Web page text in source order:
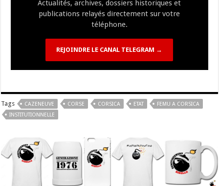
Actualités, archives, dossiers historiques et
publications relayés directement sur votre
téléphone.
REJOINDRE LE CANAL TELEGRAM →
Tags CAZENEUVE CORSE CORSICA ETAT
FEMU A CORSICA
INSTITUTIONNELLE